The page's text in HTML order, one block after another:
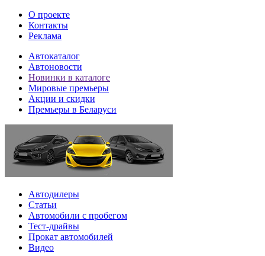
О проекте
Контакты
Реклама
Автокаталог
Автоновости
Новинки в каталоге
Мировые премьеры
Акции и скидки
Премьеры в Беларуси
Автодилеры
Статьи
Автомобили с пробегом
Тест-драйвы
Прокат автомобилей
Видео